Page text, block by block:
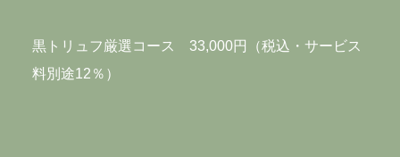
黒トリュフ厳選コース 33,000円（税込・サービス
料別途12％）